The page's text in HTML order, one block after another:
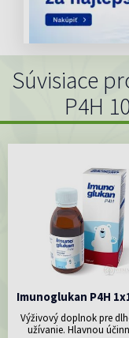
Súvisiace
P4H
Imunoglukan P4H
Výživový doplnok pre
užívanie. Hlavnou